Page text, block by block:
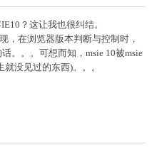
？这让我也很纠结。
，在浏览器版本判断与控制时，
。。。可想而知，msie 10被msie
没见过的东西)。。。